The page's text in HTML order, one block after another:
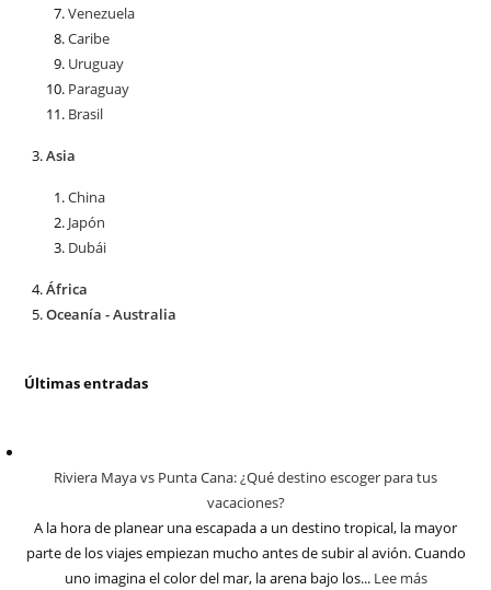
Venezuela
Caribe
Uruguay
Paraguay
Brasil
Asia
China
Japón
Dubái
África
Oceanía - Australia
Últimas entradas
Riviera Maya vs Punta Cana: ¿Qué destino escoger para tus
vacaciones?
A la hora de planear una escapada a un destino tropical, la mayor
parte de los viajes empiezan mucho antes de subir al avión. Cuando
uno imagina el color del mar, la arena bajo los... Lee más